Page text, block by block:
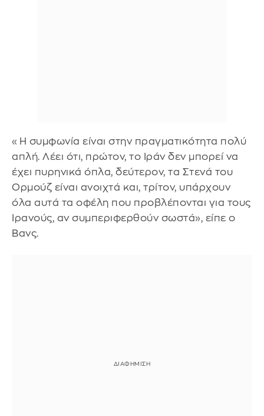
«Η συμφωνία είναι στην πραγματικότητα πολύ
απλή. Λέει ότι, πρώτον, το Ιράν δεν μπορεί να
έχει πυρηνικά όπλα, δεύτερον, τα Στενά του
Ορμούζ είναι ανοιχτά και, τρίτον, υπάρχουν
όλα αυτά τα οφέλη που προβλέπονται για τους
Ιρανούς, αν συμπεριφερθούν σωστά», είπε ο
Βανς.